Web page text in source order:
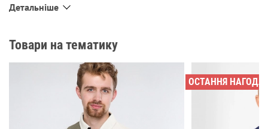
войовничу бджолу на щодень до будь-якого одягу.
Детальніше
Товари на тематику
ОСТАННЯ НАГОДА